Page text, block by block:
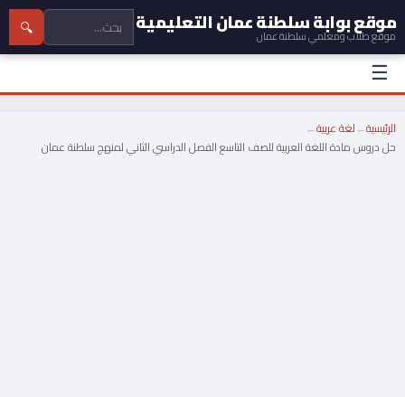
موقع بوابة سلطنة عمان التعليمية
موقع طلاب ومعلمي سلطنة عمان 🔍
☰
الرئيسية←لغة عربية←
حل دروس مادة اللغة العربية للصف التاسع الفصل الدراسي الثاني لمنهج سلطنة عمان